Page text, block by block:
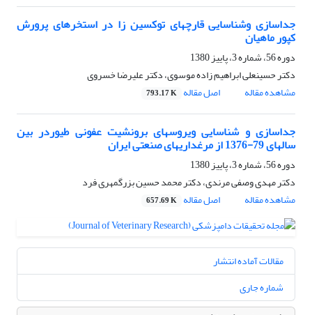
جداسازی وشناسایی قارچهای توکسین زا در استخرهای پرورش
کپور ماهیان
دوره 56، شماره 3، پاییز 1380
دکتر حسینعلی ابراهیم زاده موسوی، دکتر علیرضا خسروی
مشاهده مقاله
اصل مقاله 793.17 K
جداسازی و شناسایی ویروسهای برونشیت عفونی طیوردر بین
سالهای 79-1376 از مرغداریهای صنعتی ایران
دوره 56، شماره 3، پاییز 1380
دکتر مهدی وصفی مرندی، دکتر محمد حسین بزرگمهری فرد
مشاهده مقاله
اصل مقاله 657.69 K
مقالات آماده انتشار
شماره جاری